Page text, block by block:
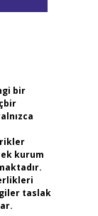
bir
kurum
taslak